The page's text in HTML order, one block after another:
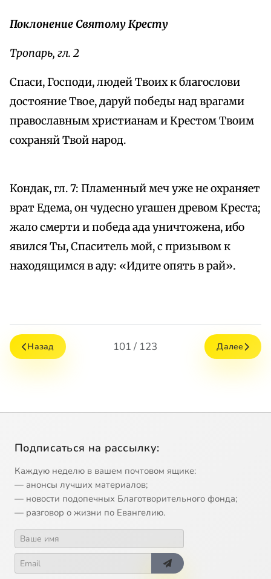
Поклонение Святому Кресту
Тропарь, гл. 2
Спаси, Господи, людей Твоих к благослови
достояние Твое, даруй победы над врагами
православным христианам и Крестом Твоим
сохраняй Твой народ.
Кондак, гл. 7: Пламенный меч уже не охраняет
врат Едема, он чудесно угашен древом Креста;
жало смерти и победа ада уничтожена, ибо
явился Ты, Спаситель мой, с призывом к
находящимся в аду: «Идите опять в рай».
Назад 101 / 123 Далее
Подписаться на рассылку:
Каждую неделю в вашем почтовом ящике:
— анонсы лучших материалов;
— новости подопечных Благотворительного фонда;
— разговор о жизни по Евангелию.